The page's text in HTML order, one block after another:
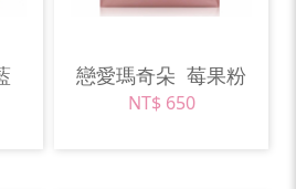
戀愛瑪奇朵 莓果粉
NT$ 650